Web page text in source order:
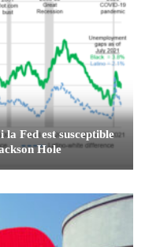
Fed est susceptible
Hole